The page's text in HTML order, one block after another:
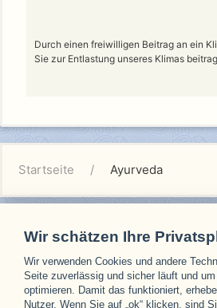
Durch einen freiwilligen Beitrag an ein
Sie zur Entlastung unseres Klimas
Startseite Ayurveda
Unsere
Wir schätzen Ihre
Wir verwenden Cookies und andere
Seite zuverlässig und sicher läuft und
optimieren. Damit das funktioniert,
Nutzer. Wenn Sie auf „ok“ klicken, sind